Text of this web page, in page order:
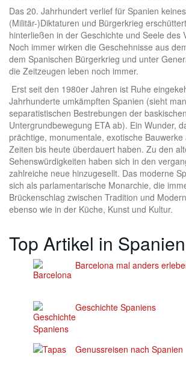
Das 20. Jahrhundert verlief für Spanien
(Militär-)Diktaturen und Bürgerkrieg
hinterließen in der Geschichte und Seele des
Noch immer wirken die Geschehnisse aus
dem Spanischen Bürgerkrieg und unter
die Zeitzeugen leben noch immer.
Erst seit den 1980er Jahren ist Ruhe
Jahrhunderte umkämpften Spanien (sieht
separatistischen Bestrebungen der baskischen
Untergrundbewegung ETA ab). Ein Wunder,
prächtige, monumentale, exotische
Zeiten bis heute überdauert haben. Zu den
Sehenswürdigkeiten haben sich in den
zahlreiche neue hinzugesellt. Das moderne
sich als parlamentarische Monarchie, die
Brückenschlag zwischen Tradition und
ebenso wie in der Küche, Kunst und Kultur.
Top Artikel in Spanien
Barcelona mal anders
Geschichte Spaniens
Genussreisen nach Spanien